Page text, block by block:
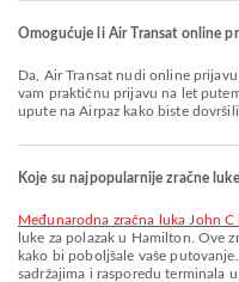
Omogućuje li Air Transat online
Da, Air Transat nudi online prijavu za letove iz grada Hamilton, omogućujući
vam praktičnu prijavu na let
upute na Airpaz kako biste
Koje su najpopularnije zračne
Međunarodna zračna luka John
luke za polazak u Hamilton. Ove
kako bi poboljšale vaše
sadržajima i rasporedu terminala